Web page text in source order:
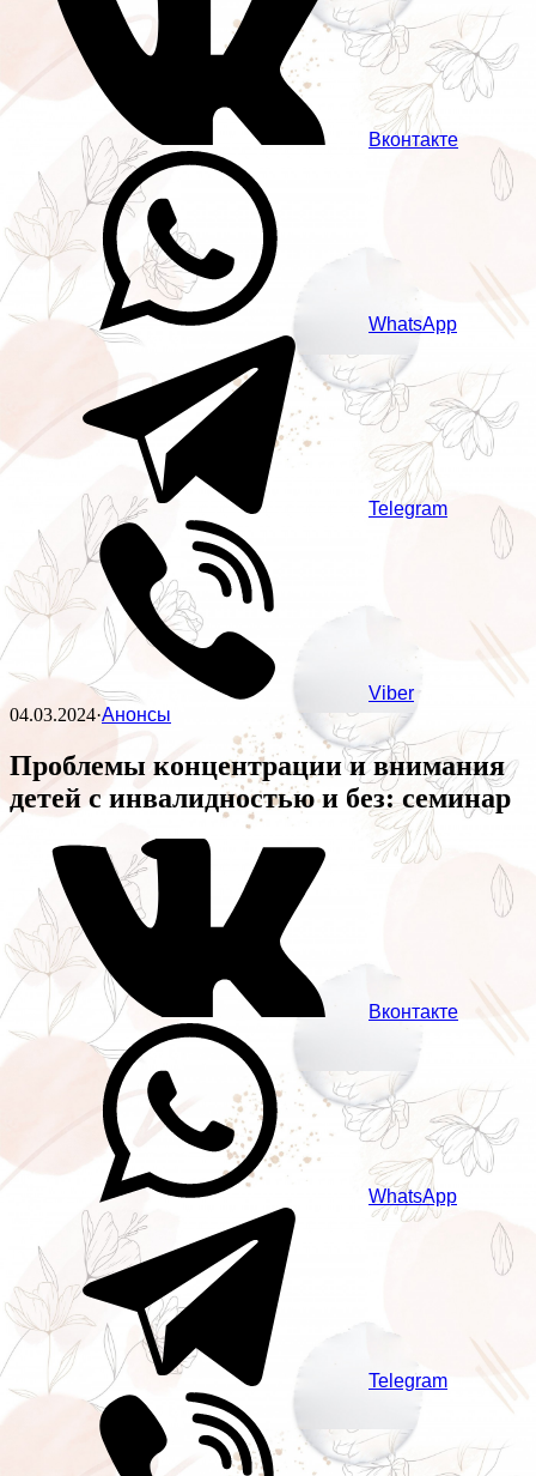
Вконтакте
WhatsApp
Telegram
Viber
04.03.2024·Анонсы
Проблемы концентрации и внимания
детей с инвалидностью и без: семинар
Вконтакте
WhatsApp
Telegram